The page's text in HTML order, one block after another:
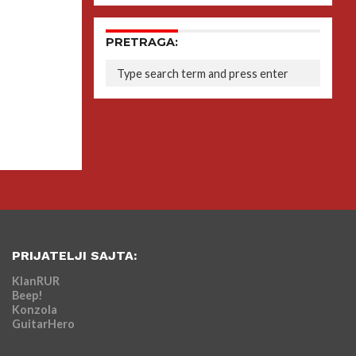
PRETRAGA:
PRIJATELJI SAJTA:
KlanRUR
Beep!
Konzola
GuitarHero